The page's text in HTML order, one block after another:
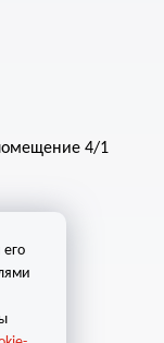
4/1